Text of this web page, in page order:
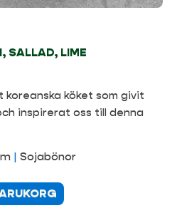
SALLAD, LIME
köket som givit
inspirerat oss till denna
| Sojabönor